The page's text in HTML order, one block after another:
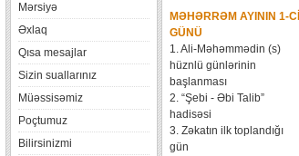
Mərsiyə
Əxlaq
Qısa mesajlar
Sizin suallarınız
Müəssisəmiz
Poçtumuz
Bilirsinizmi
MƏHƏRRƏM AYININ 1-CI
GÜNÜ
1. Ali-Məhəmmədin (s)
hüznlü günlərinin
başlanması
2. “Şebi - Əbi Talib”
hadisəsi
3. Zəkatın ilk toplandığı
gün